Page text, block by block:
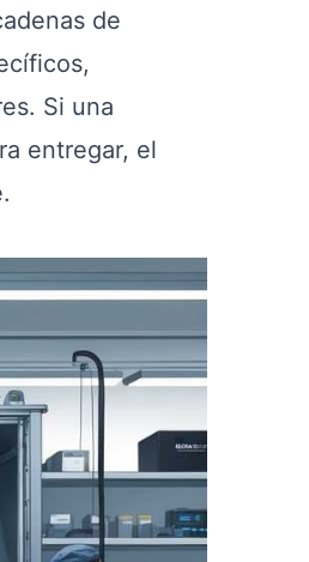
de
Si una
entregar, el